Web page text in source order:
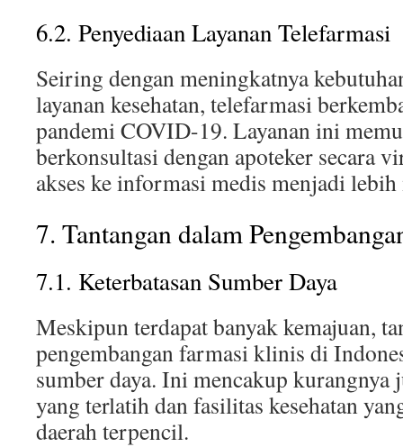
6.2. Penyediaan Layanan Telefarmasi
Seiring dengan meningkatnya
layanan kesehatan, telefarmasi
pandemi COVID-19. Layanan ini
berkonsultasi dengan apoteker secara
akses ke informasi medis menjadi lebih
7. Tantangan dalam
7.1. Keterbatasan Sumber Daya
Meskipun terdapat banyak kemajuan,
pengembangan farmasi klinis di
sumber daya. Ini mencakup
yang terlatih dan fasilitas kesehatan
daerah terpencil.